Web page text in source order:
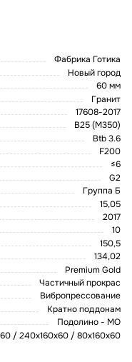
Фабрика Готика
Новый город
60 мм
Гранит
17608-2017
В25 (М350)
Btb 3.6
F200
≤6
G2
Группа Б
15,05
2017
10
150,5
134,02
Premium Gold
Частичный прокрас
Вибропрессование
Кратно поддонам
Подолино - МО
/ 240х160х60 / 80x160x60